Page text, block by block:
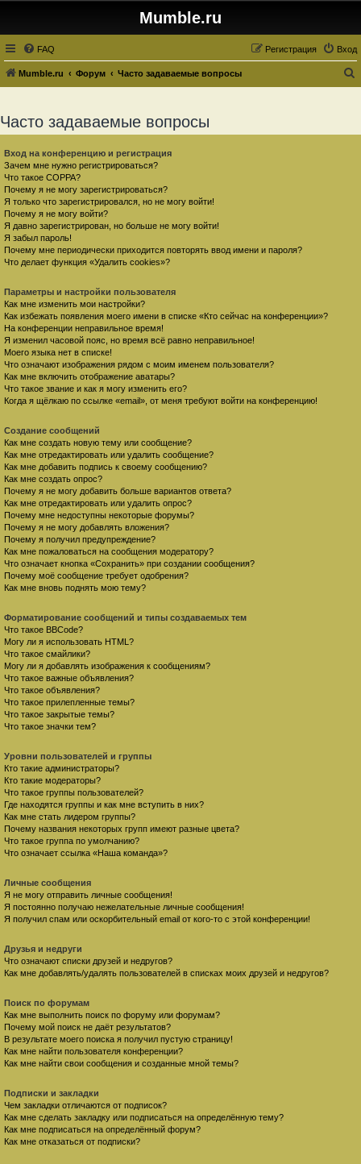
Mumble.ru
FAQ Вход
Регистрация
Mumble.ru Форум Часто задаваемые вопросы
Часто задаваемые вопросы
Вход на конференцию и регистрация
Зачем мне нужно регистрироваться?
Что такое COPPA?
Почему я не могу зарегистрироваться?
Я только что зарегистрировался, но не могу войти!
Почему я не могу войти?
Я давно зарегистрирован, но больше не могу войти!
Я забыл пароль!
Почему мне периодически приходится повторять ввод имени и пароля?
Что делает функция «Удалить cookies»?
Параметры и настройки пользователя
Как мне изменить мои настройки?
Как избежать появления моего имени в списке «Кто сейчас на конференции»?
На конференции неправильное время!
Я изменил часовой пояс, но время всё равно неправильное!
Моего языка нет в списке!
Что означают изображения рядом с моим именем пользователя?
Как мне включить отображение аватары?
Что такое звание и как я могу изменить его?
Когда я щёлкаю по ссылке «email», от меня требуют войти на конференцию!
Создание сообщений
Как мне создать новую тему или сообщение?
Как мне отредактировать или удалить сообщение?
Как мне добавить подпись к своему сообщению?
Как мне создать опрос?
Почему я не могу добавить больше вариантов ответа?
Как мне отредактировать или удалить опрос?
Почему мне недоступны некоторые форумы?
Почему я не могу добавлять вложения?
Почему я получил предупреждение?
Как мне пожаловаться на сообщения модератору?
Что означает кнопка «Сохранить» при создании сообщения?
Почему моё сообщение требует одобрения?
Как мне вновь поднять мою тему?
Форматирование сообщений и типы создаваемых тем
Что такое BBCode?
Могу ли я использовать HTML?
Что такое смайлики?
Могу ли я добавлять изображения к сообщениям?
Что такое важные объявления?
Что такое объявления?
Что такое прилепленные темы?
Что такое закрытые темы?
Что такое значки тем?
Уровни пользователей и группы
Кто такие администраторы?
Кто такие модераторы?
Что такое группы пользователей?
Где находятся группы и как мне вступить в них?
Как мне стать лидером группы?
Почему названия некоторых групп имеют разные цвета?
Что такое группа по умолчанию?
Что означает ссылка «Наша команда»?
Личные сообщения
Я не могу отправить личные сообщения!
Я постоянно получаю нежелательные личные сообщения!
Я получил спам или оскорбительный email от кого-то с этой конференции!
Друзья и недруги
Что означают списки друзей и недругов?
Как мне добавлять/удалять пользователей в списках моих друзей и недругов?
Поиск по форумам
Как мне выполнить поиск по форуму или форумам?
Почему мой поиск не даёт результатов?
В результате моего поиска я получил пустую страницу!
Как мне найти пользователя конференции?
Как мне найти свои сообщения и созданные мной темы?
Подписки и закладки
Чем закладки отличаются от подписок?
Как мне сделать закладку или подписаться на определённую тему?
Как мне подписаться на определённый форум?
Как мне отказаться от подписки?